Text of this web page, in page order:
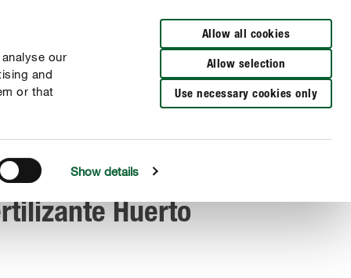
our
and
or that
Show details
Allow all cookies
Allow selection
Use necessary cookies only
Huerto